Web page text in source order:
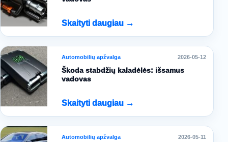
Skaityti daugiau →
Automobilių apžvalga 2026-05-12
Škoda stabdžių kaladėlės: išsamus
vadovas
Skaityti daugiau →
Automobilių apžvalga 2026-05-11